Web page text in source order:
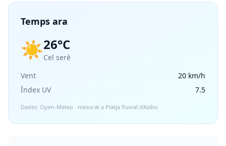
Temps ara
☀️26°C
Cel serè
Vent
20 km/h
Índex UV
7.5
Dades: Open-Meteo · mesurat a Platja fluvial d'Azibo